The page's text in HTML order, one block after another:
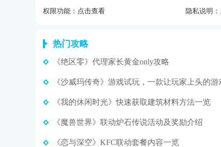
权限功能： 点击查看 隐私说明：
热门攻略
《绝区零》代理家长黄金only攻略
《沙威玛传奇》游戏试玩，一款让玩家上头的游
《我的休闲时光》快速获取建筑材料方法一览
《魔兽世界》联动炉石传说活动及奖励介绍
《恋与深空》KFC联动套餐内容一览